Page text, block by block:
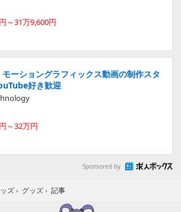
～31万9,600円
モーショングラフィックス動画の制作スタ
好き歓迎
～32万円
Sponsored by
ズ › グッズ › 記事